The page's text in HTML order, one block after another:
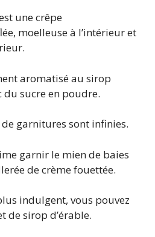
une crêpe
moelleuse à l’intérieur et
aromatisé au sirop
du sucre en poudre.
garnitures sont infinies.
garnir le mien de baies
de crème fouettée.
indulgent, vous pouvez
de sirop d’érable.